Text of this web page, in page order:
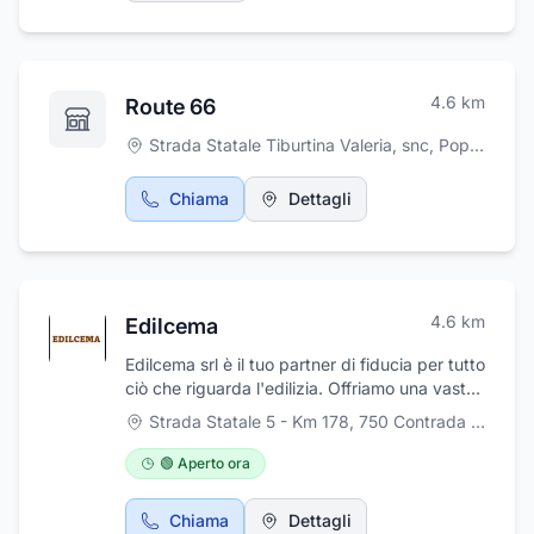
pratiche funerarie, vestizione, addobbi
tumulazione, offrendo tutta la nostra
conoscenza ed esperienza e proponendo
sempre le risposte più efficienti alla nostra
clientela.
Route 66 4.6 km
Strada Statale Tiburtina Valeria, snc, Popoli
Chiama Dettagli
Edilcema 4.6 km
Edilcema srl è il tuo partner di fiducia per tutto
ciò che riguarda l'edilizia. Offriamo una vasta
gamma di materiali edili di alta qualità, tra cui
premiscelati, intonaci, collanti, malte per
murature, pitture e rivestimenti murali, isolanti
e guaine, carpenteria per c.a., cartongesso e
accessori, pavimenti e rivestimenti. Abbiamo
Strada Statale 5 - Km 178, 750 Contrada Santo Padre
🟢 Aperto ora
Chiama Dettagli